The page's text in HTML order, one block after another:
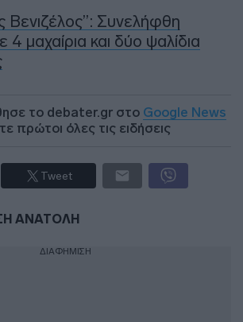
Βενιζέλος”: Συνελήφθη
μαχαίρια και δύο ψαλίδια
το debater.gr στο Google News
πρώτοι όλες τις ειδήσεις
Tweet
ΑΝΑΤΟΛΗ
ΔΙΑΦΗΜΙΣΗ